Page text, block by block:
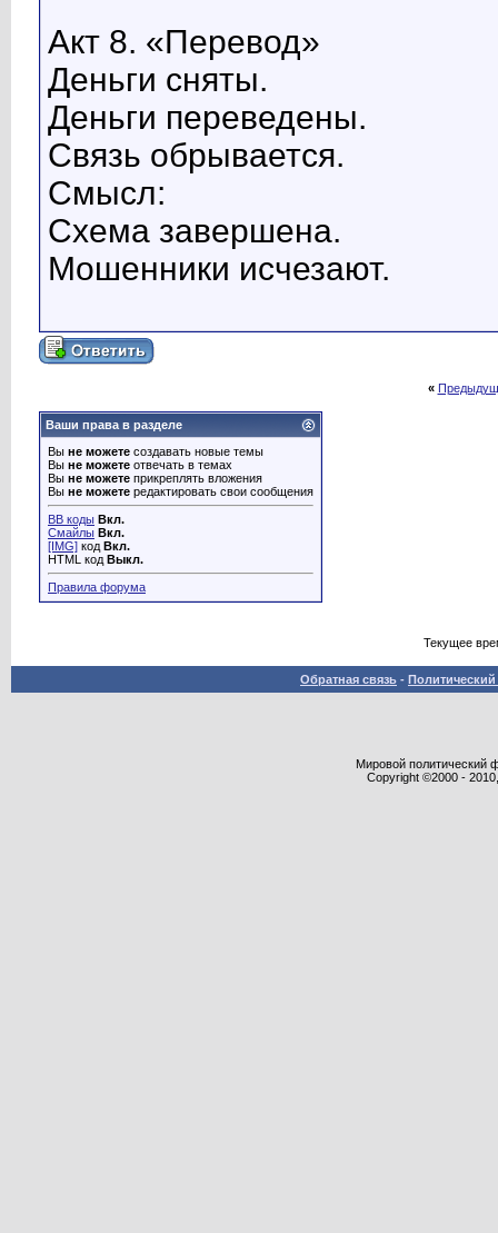
Акт 8. «Перевод»
Деньги сняты.
Деньги переведены.
Связь обрывается.
Смысл:
Схема завершена.
Мошенники исчезают.
«
Ваши права в разделе
Вы не можете создавать новые темы
Вы не можете отвечать в темах
Вы не можете прикреплять вложения
Вы не можете редактировать свои сообщения
BB коды Вкл.
Смайлы Вкл.
[IMG] код Вкл.
HTML код Выкл.
Правила форума
Текущее
Обратная связь -
Мировой политический
Copyright ©2000 -